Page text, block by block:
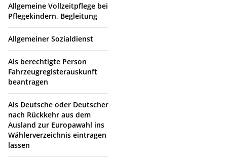
Allgemeine Vollzeitpflege bei
Pflegekindern, Begleitung
Allgemeiner Sozialdienst
Als berechtigte Person
Fahrzeugregisterauskunft
beantragen
Als Deutsche oder Deutscher
nach Rückkehr aus dem
Ausland zur Europawahl ins
Wählerverzeichnis eintragen
lassen